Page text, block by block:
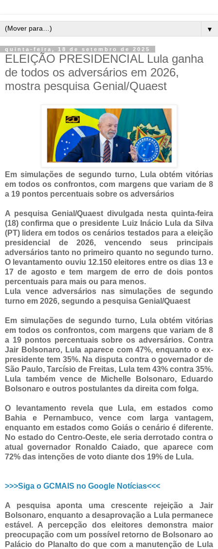
▼
quinta-feira, 18 de setembro de 2025
ELEIÇÃO PRESIDENCIAL Lula ganha
de todos os adversários em 2026,
mostra pesquisa Genial/Quaest
Em simulações de segundo turno, Lula obtém vitórias
em todos os confrontos, com margens que variam de 8
a 19 pontos percentuais sobre os adversários
A pesquisa Genial/Quaest divulgada nesta quinta-feira
(18) confirma que o presidente Luiz Inácio Lula da Silva
(PT) lidera em todos os cenários testados para a eleição
presidencial de 2026, vencendo seus principais
adversários tanto no primeiro quanto no segundo turno.
O levantamento ouviu 12.150 eleitores entre os dias 13 e
17 de agosto e tem margem de erro de dois pontos
percentuais para mais ou para menos.
Lula vence adversários nas simulações de segundo
turno em 2026, segundo a pesquisa Genial/Quaest
Em simulações de segundo turno, Lula obtém vitórias
em todos os confrontos, com margens que variam de 8
a 19 pontos percentuais sobre os adversários. Contra
Jair Bolsonaro, Lula aparece com 47%, enquanto o ex-
presidente tem 35%. Na disputa contra o governador de
São Paulo, Tarcísio de Freitas, Lula tem 43% contra 35%.
Lula também vence de Michelle Bolsonaro, Eduardo
Bolsonaro e outros postulantes da direita com folga.
O levantamento revela que Lula, em estados como
Bahia e Pernambuco, vence com larga vantagem,
enquanto em estados como Goiás o cenário é diferente.
No estado do Centro-Oeste, ele seria derrotado contra o
atual governador Ronaldo Caiado, que aparece com
72% das intenções de voto diante dos 19% de Lula.
>>>Siga o GCMAIS no Google Notícias<<<
A pesquisa aponta uma crescente rejeição a Jair
Bolsonaro, enquanto a desaprovação a Lula permanece
estável. A percepção dos eleitores demonstra maior
preocupação com um possível retorno de Bolsonaro ao
Palácio do Planalto do que com a manutenção de Lula